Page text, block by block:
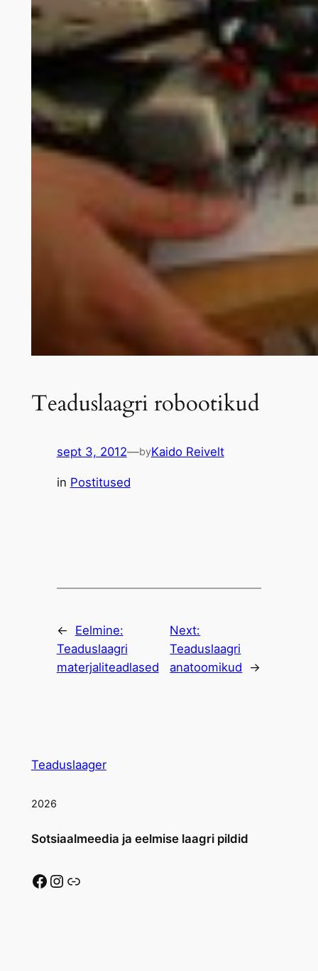
Teaduslaagri robootikud
sept 3, 2012—byKaido Reivelt
in Postitused
←
Eelmine:
Teaduslaagri
materjaliteadlased
Next:
Teaduslaagri
anatoomikud
→
Teaduslaager
2026
Sotsiaalmeedia ja eelmise laagri pildid
Facebook Instagram Link